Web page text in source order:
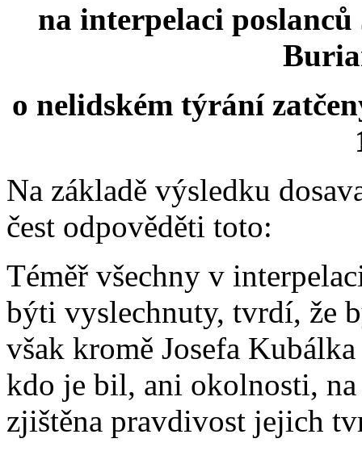
na interpelaci
o nelidském týrání
Na základě výsledku
čest odpověděti toto:
Téměř všechny v
býti vyslechnuty, tvrdí, že
však kromě Josefa
kdo je bil, ani okolnosti,
zjištěna pravdivost jejich